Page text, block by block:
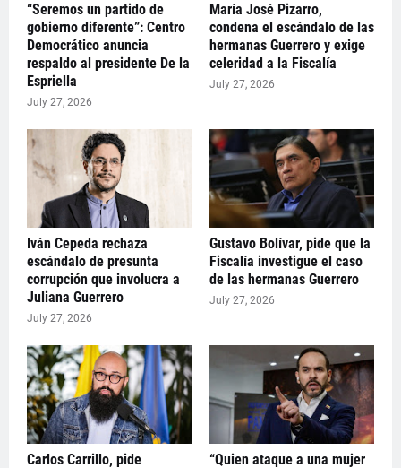
“Seremos un partido de
gobierno diferente”: Centro
Democrático anuncia
respaldo al presidente De la
Espriella
July 27, 2026
María José Pizarro,
condena el escándalo de las
hermanas Guerrero y exige
celeridad a la Fiscalía
July 27, 2026
Iván Cepeda rechaza
escándalo de presunta
corrupción que involucra a
Juliana Guerrero
July 27, 2026
Gustavo Bolívar, pide que la
Fiscalía investigue el caso
de las hermanas Guerrero
July 27, 2026
Carlos Carrillo, pide “Quien ataque a una mujer